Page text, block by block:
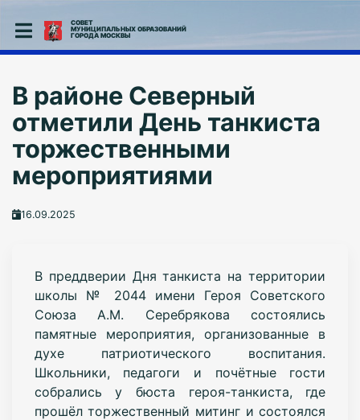
СОВЕТ
МУНИЦИПАЛЬНЫХ ОБРАЗОВАНИЙ
ГОРОДА МОСКВЫ
В районе Северный
отметили День танкиста
торжественными
мероприятиями
16.09.2025
В преддверии Дня танкиста на территории
школы № 2044 имени Героя Советского
Союза А.М. Серебрякова состоялись
памятные мероприятия, организованные в
духе патриотического воспитания.
Школьники, педагоги и почётные гости
собрались у бюста героя-танкиста, где
прошёл торжественный митинг и состоялся